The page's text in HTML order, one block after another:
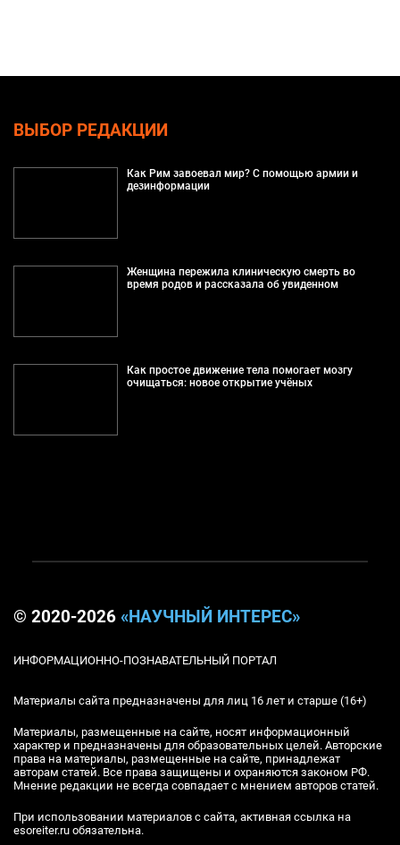
ВЫБОР РЕДАКЦИИ
Как Рим завоевал мир? С помощью армии и
дезинформации
Женщина пережила клиническую смерть во
время родов и рассказала об увиденном
Как простое движение тела помогает мозгу
очищаться: новое открытие учёных
© 2020-2026 «НАУЧНЫЙ ИНТЕРЕС»
ИНФОРМАЦИОННО-ПОЗНАВАТЕЛЬНЫЙ ПОРТАЛ
Материалы сайта предназначены для лиц 16 лет и старше (16+)
Материалы, размещенные на сайте, носят информационный
характер и предназначены для образовательных целей. Авторские
права на материалы, размещенные на сайте, принадлежат
авторам статей. Все права защищены и охраняются законом РФ.
Мнение редакции не всегда совпадает с мнением авторов статей.
При использовании материалов с сайта, активная ссылка на
esoreiter.ru обязательна.